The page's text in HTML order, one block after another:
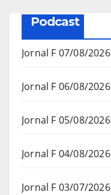
Podcast
Jornal F 07/08/2026
Jornal F 06/08/2026
Jornal F 05/08/2026
Jornal F 04/08/2026
Jornal F 03/07/2026